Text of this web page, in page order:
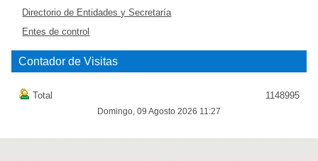
Directorio de Entidades y Secretaría
Entes de control
Contador de Visitas
Total 1148995
Domingo, 09 Agosto 2026 11:27